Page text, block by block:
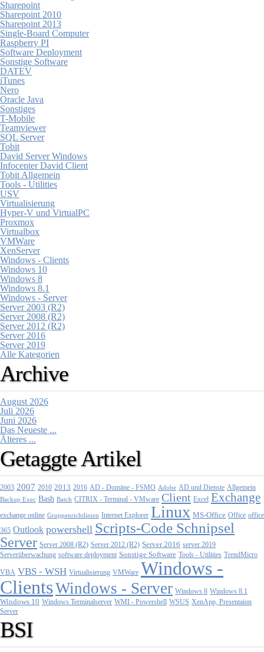
Sharepoint
Sharepoint 2010
Sharepoint 2013
Single-Board Computer
Raspberry PI
Software Deployment
Sonstige Software
DATEV
iTunes
Nero
Oracle Java
Sonstiges
T-Mobile
Teamviewer
SQL Server
Tobit
David Server Windows
Infocenter David Client
Tobit Allgemein
Tools - Utilities
USV
Virtualisierung
Hyper-V und VirtualPC
Proxmox
Virtualbox
VMWare
XenServer
Windows - Clients
Windows 10
Windows 8
Windows 8.1
Windows - Server
Server 2003 (R2)
Server 2008 (R2)
Server 2012 (R2)
Server 2016
Server 2019
Alle Kategorien
Archive
August 2026
Juli 2026
Juni 2026
Das Neueste ...
Älteres ...
Getaggte Artikel
2003 2007 2010 2013 2016 AD - Domäne - FSMO Adobe AD und Dienste Allgemein
Backup Exec Bash Batch CITRIX - Terminal - VMware Client Excel Exchange
exchange online Gruppenrichtlinien Internet Explorer Linux MS-Office Office office
365 Outlook powershell Scripts-Code Schnipsel
Server Server 2008 (R2) Server 2012 (R2) Server 2016 server 2019
Serverüberwachung software deployment Sonstige Software Tools - Utilities TrendMicro
VBA VBS - WSH Virtualisierung VMWare Windows -
ClientsWindows - Server Windows 8 Windows 8.1
Windows 10 Windows Terminalserver WMI - Powershell WSUS XenApp, Presentaion
Server
BSI